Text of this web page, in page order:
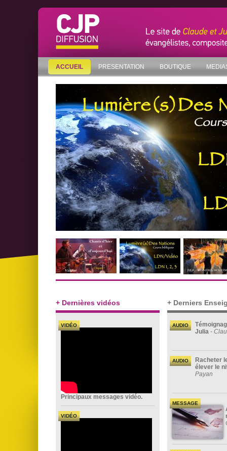
ACCUEIL PRESENTATION BOUTIQUE
+ Dernières vidéos
VIDÉO
Principaux messages vidéo.
VIDÉO
+ Derniers
AUDIO
Julia -
AUDIO
Racheter
élever le
Payan
MESSAGE